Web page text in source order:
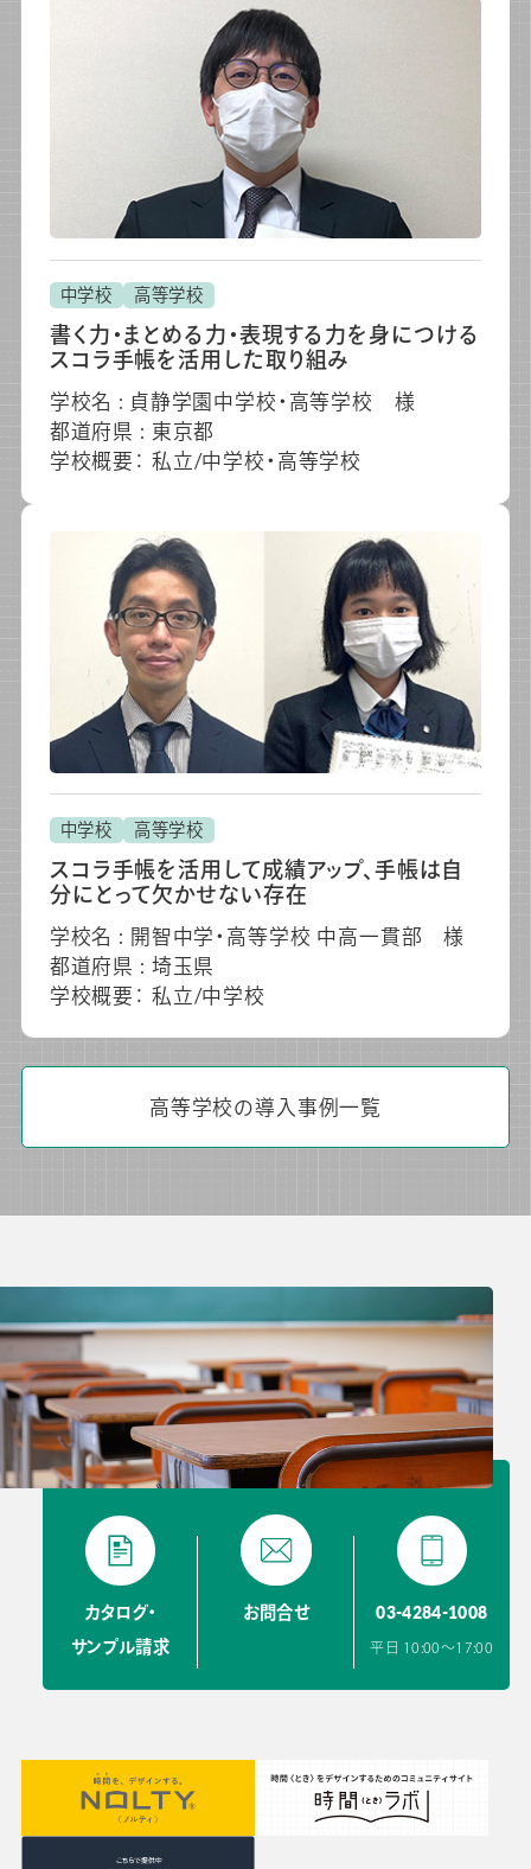
中学校 高等学校
書く力・まとめる力・表現する力を身につける
スコラ手帳を活用した取り組み
学校名 : 貞静学園中学校・高等学校 様
都道府県 : 東京都
学校概要： 私立/中学校・高等学校
中学校 高等学校
スコラ手帳を活用して成績アップ、手帳は自
分にとって欠かせない存在
学校名 : 開智中学・高等学校 中高一貫部 様
都道府県 : 埼玉県
学校概要： 私立/中学校
高等学校の導入事例一覧
カタログ・
サンプル請求
お問合せ 03-4284-1008
平日 10:00〜17:00